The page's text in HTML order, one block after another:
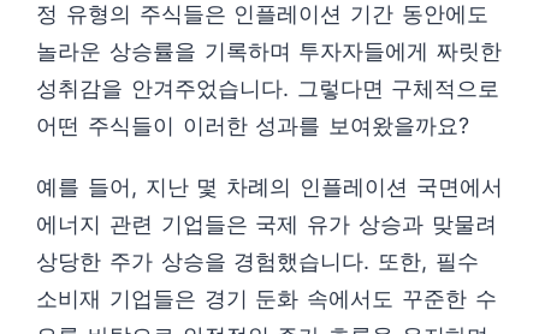
정 유형의 주식들은 인플레이션 기간 동안에도
놀라운 상승률을 기록하며 투자자들에게 짜릿한
성취감을 안겨주었습니다. 그렇다면 구체적으로
어떤 주식들이 이러한 성과를 보여왔을까요?
예를 들어, 지난 몇 차례의 인플레이션 국면에서
에너지 관련 기업들은 국제 유가 상승과 맞물려
상당한 주가 상승을 경험했습니다. 또한, 필수
소비재 기업들은 경기 둔화 속에서도 꾸준한 수